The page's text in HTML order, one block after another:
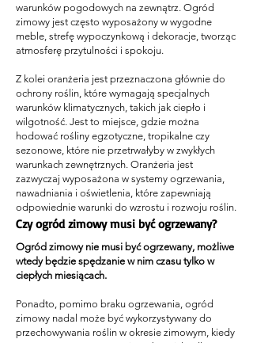
warunków pogodowych na zewnątrz. Ogród
zimowy jest często wyposażony w wygodne
meble, strefę wypoczynkową i dekoracje, tworząc
atmosferę przytulności i spokoju.
Z kolei oranżeria jest przeznaczona głównie do
ochrony roślin, które wymagają specjalnych
warunków klimatycznych, takich jak ciepło i
wilgotność. Jest to miejsce, gdzie można
hodować rośliny egzotyczne, tropikalne czy
sezonowe, które nie przetrwałyby w zwykłych
warunkach zewnętrznych. Oranżeria jest
zazwyczaj wyposażona w systemy ogrzewania,
nawadniania i oświetlenia, które zapewniają
odpowiednie warunki do wzrostu i rozwoju roślin.
Czy ogród zimowy musi być ogrzewany?
Ogród zimowy nie musi być ogrzewany, możliwe
wtedy będzie spędzanie w nim czasu tylko w
ciepłych miesiącach.
Ponadto, pomimo braku ogrzewania, ogród
zimowy nadal może być wykorzystywany do
przechowywania roślin w okresie zimowym, kiedy